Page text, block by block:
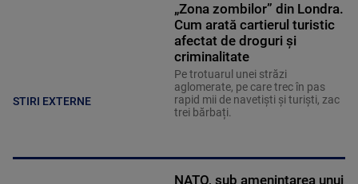
STIRI EXTERNE
„Zona zombilor” din Londra.
Cum arată cartierul turistic
afectat de droguri și
criminalitate
Pe trotuarul unei străzi
aglomerate, pe care trec în pas
rapid mii de navetiști și turiști, zac
trei bărbați.
NATO, sub amenințarea unui